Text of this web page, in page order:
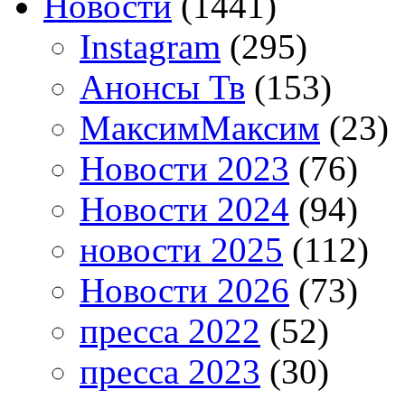
Instagram (295)
Анонсы Тв (153)
МаксимМаксим (23)
Новости 2023 (76)
Новости 2024 (94)
новости 2025 (112)
Новости 2026 (73)
пресса 2022 (52)
пресса 2023 (30)